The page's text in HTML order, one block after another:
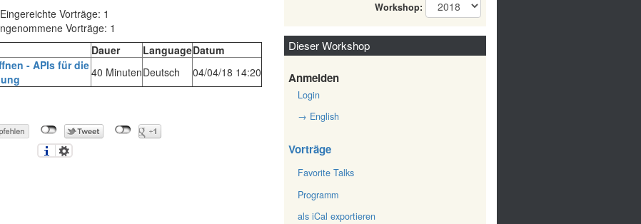
Eingereichte Vorträge: 1
Vorträge: 1
Dauer LanguageDatum
- APIs für die40 MinutenDeutsch 04/04/18 14:20
Workshop:
Dieser Workshop
Anmelden
Login
→ English
Vorträge
Favorite Talks
Programm
als iCal exportieren